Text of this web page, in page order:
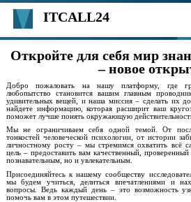
ITCALL24
Откройте для себя мир
– новое
Добро пожаловать на нашу платформу, где
любопытство становится вашим главным
удивительных вещей, и наша миссия – сделать их
найдете информацию, которая расширит ваш
поможет лучше понять окружающую
Мы не ограничиваем себя одной темой. От
тонкостей человеческой психологии, от истории
личностному росту – мы стремимся охватить всё
цель – предоставить вам качественный,
познавательным, но и увлекательным.
Присоединяйтесь к нашему сообществу
мы будем учиться, делиться впечатлениями и
вопросы. Ведь каждый день – это возможность
помочь вам в этом путешествии.